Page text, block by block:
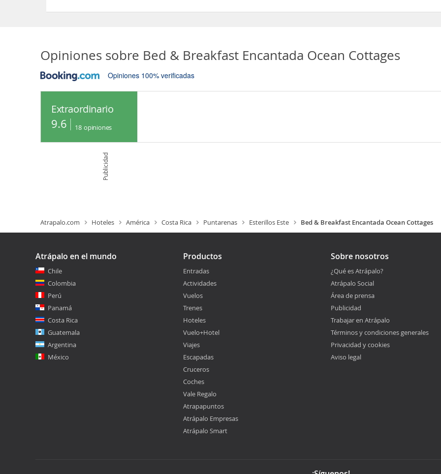
Opiniones sobre Bed & Breakfast Encantada Ocean Cottages
Opiniones 100% verificadas
Extraordinario
9.6 18 opiniones
Publicidad
Atrapalo.com Hoteles América Costa Rica Puntarenas Esterillos Este Bed & Breakfast Encantada Ocean Cottages
Atrápalo en el mundo
Chile
Colombia
Perú
Panamá
Costa Rica
Guatemala
Argentina
México
Productos
Entradas
Actividades
Vuelos
Trenes
Hoteles
Vuelo+Hotel
Viajes
Escapadas
Cruceros
Coches
Vale Regalo
Atrapapuntos
Atrápalo Empresas
Atrápalo Smart
Sobre nosotros
¿Qué es Atrápalo?
Atrápalo Social
Área de prensa
Publicidad
Trabajar en Atrápalo
Términos y condiciones generales
Privacidad y cookies
Aviso legal